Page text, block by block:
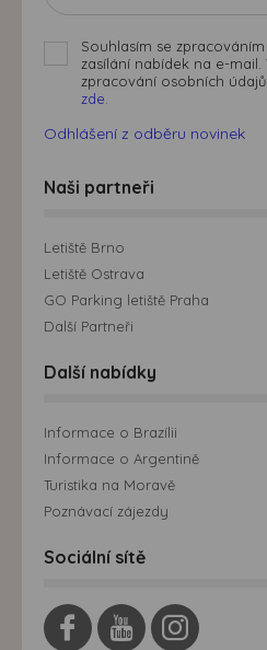
Souhlasím se
zasílání nabídek na e-
zpracování osobních
zde.
Odhlášení z odběru novinek
Naši partneři
Letiště Brno
Letiště Ostrava
GO Parking letiště Praha
Další Partneři
Další nabídky
Informace o Brazílii
Informace o Argentině
Turistika na Moravě
Poznávací zájezdy
Sociální sítě